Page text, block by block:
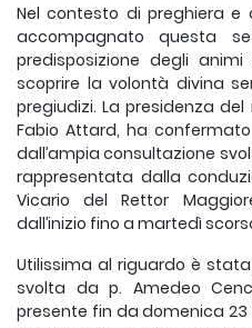
Nel contesto di preghiera
accompagnato questa
predisposizione degli
scoprire la volontà divina
pregiudizi. La presidenza
Fabio Attard, ha
dall’ampia consultazione
rappresentata dalla
Vicario del Rettor
dall’inizio fino a martedì
Utilissima al riguardo è
svolta da p. Amedeo
presente fin da domenica